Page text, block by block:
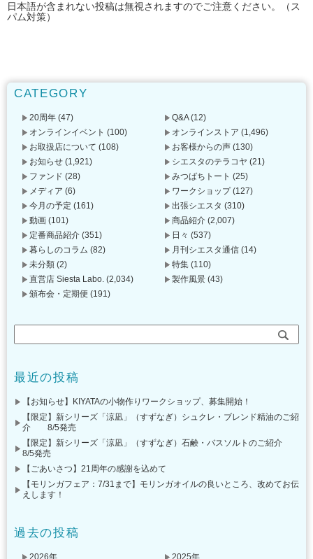
日本語が含まれない投稿は無視されますのでご注意ください。（ス
パム対策）
CATEGORY
20周年 (47) Q&A(12)
オンラインイベント (100) オンラインストア (1,496)
お取扱店について (108) お客様からの声 (130)
お知らせ (1,921) シエスタのテラコヤ (21)
ファンド (28) みつばちトート (25)
メディア (6) ワークショップ(127)
今月の予定 (161) 出張シエスタ (310)
動画 (101) 商品紹介 (2,007)
定番商品紹介 (351) 日々 (537)
暮らしのコラム (82) 月刊シエスタ通信 (14)
未分類 (2) 特集 (110)
直営店 Siesta Labo. (2,034) 製作風景 (43)
頒布会・定期便 (191)
最近の投稿
【お知らせ】KIYATAの小物作りワークショップ、募集開始！
【限定】新シリーズ「涼凪」（すずなぎ）シュクレ・ブレンド精油のご紹
介 8/5発売
【限定】新シリーズ「涼凪」（すずなぎ）石鹸・バスソルトのご紹介
8/5発売
【ごあいさつ】21周年の感謝を込めて
【モリンガフェア：7/31まで】モリンガオイルの良いところ、改めてお伝
えします！
過去の投稿
2026年 2025年